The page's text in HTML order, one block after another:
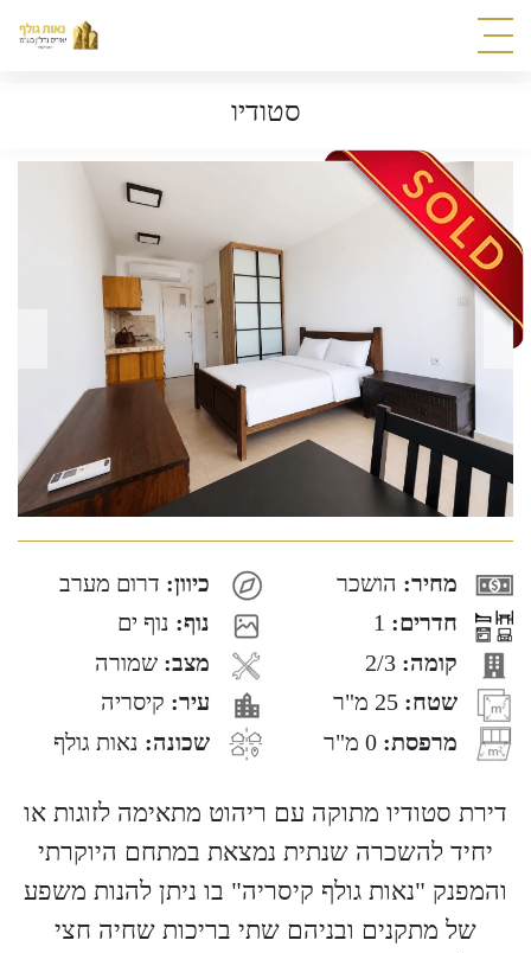
סטודיו
מחיר: הושכר כיוון: דרום מערב
חדרים: 1 נוף: נוף ים
קומה: 2/3 מצב: שמורה
שטח: 25 מ"ר עיר: קיסריה
מרפסת: 0 מ"ר שכונה: נאות גולף
דירת סטודיו מתוקה עם ריהוט מתאימה לזוגות או
יחיד להשכרה שנתית נמצאת במתחם היוקרתי
והמפנק "נאות גולף קיסריה" בו ניתן להנות משפע
של מתקנים ובניהם שתי בריכות שחיה חצי